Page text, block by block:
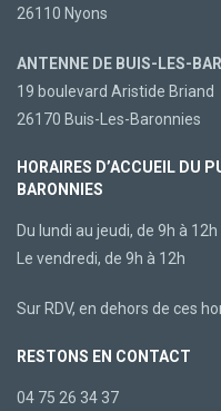
26110 Nyons
ANTENNE DE BUIS-LES-
19 boulevard Aristide Briand
26170 Buis-Les-Baronnies
HORAIRES D’ACCUEIL DU
BARONNIES
Du lundi au jeudi, de 9h à
Le vendredi, de 9h à 12h
Sur RDV, en dehors de ces
RESTONS EN CONTACT
04 75 26 34 37